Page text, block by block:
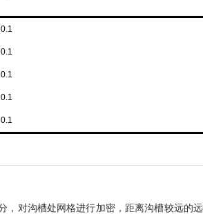
0.1
0.1
0.1
0.1
0.1
，对沟槽处网格进行加密，距离沟槽较远的